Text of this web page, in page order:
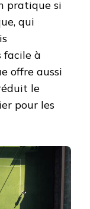
pratique si
qui
à
offre aussi
le
pour les